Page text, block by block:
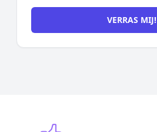
VERRAS MIJ!